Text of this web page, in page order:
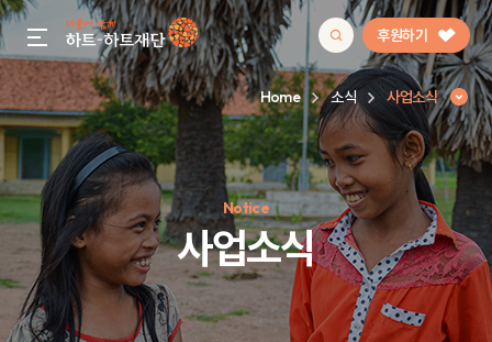
gnb menu open 후원하기
인기 키워드
#정기후원#하트플레이스#캠페인#팬덤후원
Home 소식 사업소식
Notice
사업소식